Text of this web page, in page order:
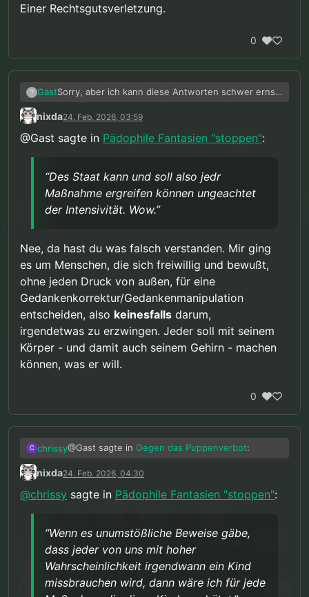
Einer Rechtsgutsverletzung.
0
? GastSorry, aber ich kann diese Antworten schwer ernst
nehmen. Es gibt eine Grenze was Maßnahmen
angeht. Hier wird gegen die Menschenwürde
Gedankenfreiheit aufgelöst.
Ich bin ehrlich gesagt schockiert. Die
Unantastbarkeit der Menschenwürde ist Euch also
egal? Jedes Mittel ist Recht, solange es eine
Abwägung, abet hier wird gegen eine absolute
Grenze argumentiert. Des Staat kann und soll also
jedr Maßnahme ergreifen können ungeachtet der
Intensivität. Wow.
In Eurer Verfassung gebe es also kein MINDESTmaß
Euch und WsaM lange unterstützt, aber das ist
erschreckend.
nixda24. Feb. 2026, 03:59
@Gast sagte in Pädophile Fantasien "stoppen":
“Des Staat kann und soll also jedr
Maßnahme ergreifen können ungeachtet
der Intensivität. Wow.”
Nee, da hast du was falsch verstanden. Mir ging
es um Menschen, die sich freiwillig und bewußt,
ohne jeden Druck von außen, für eine
Gedankenkorrektur/Gedankenmanipulation
entscheiden, also keinesfalls darum,
irgendetwas zu erzwingen. Jeder soll mit seinem
Körper - und damit auch seinem Gehirn - machen
können, was er will.
0
C chrissy@Gast sagte in Gegen das Puppenverbot:
Forschung zu unterstützen die pädophile
irgendwann ein Kind missbrauchen wird, dann
wäre ich für jede Maßnahme die diese Kinder
schützt. Denn ich liebe Kinder mehr als meine
Sexualität. Niemand darf die eigenen Bedürfnisse
über eine andere Person stellen.
Aber nur weil die laute Mehrheit etwas widerlich
findet darf noch lange nicht das Strafrecht
angewendet werden.
nixda24. Feb. 2026, 04:30
@chrissy sagte in Pädophile Fantasien "stoppen":
“Wenn es unumstößliche Beweise gäbe,
dass jeder von uns mit hoher
Wahrscheinlichkeit irgendwann ein Kind
missbrauchen wird, dann wäre ich für jede